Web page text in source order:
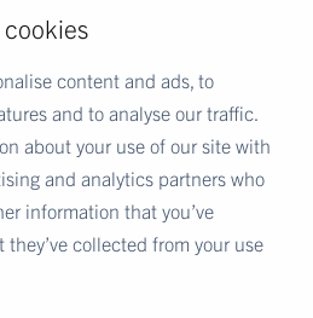
content and ads, to
and to analyse our traffic.
about your use of our site with
and analytics partners who
information that you’ve
collected from your use
directory